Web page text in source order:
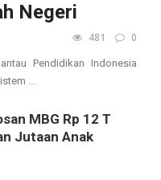
Negeri
481 0
Pendidikan Indonesia
...
MBG Rp 12 T
Jutaan Anak